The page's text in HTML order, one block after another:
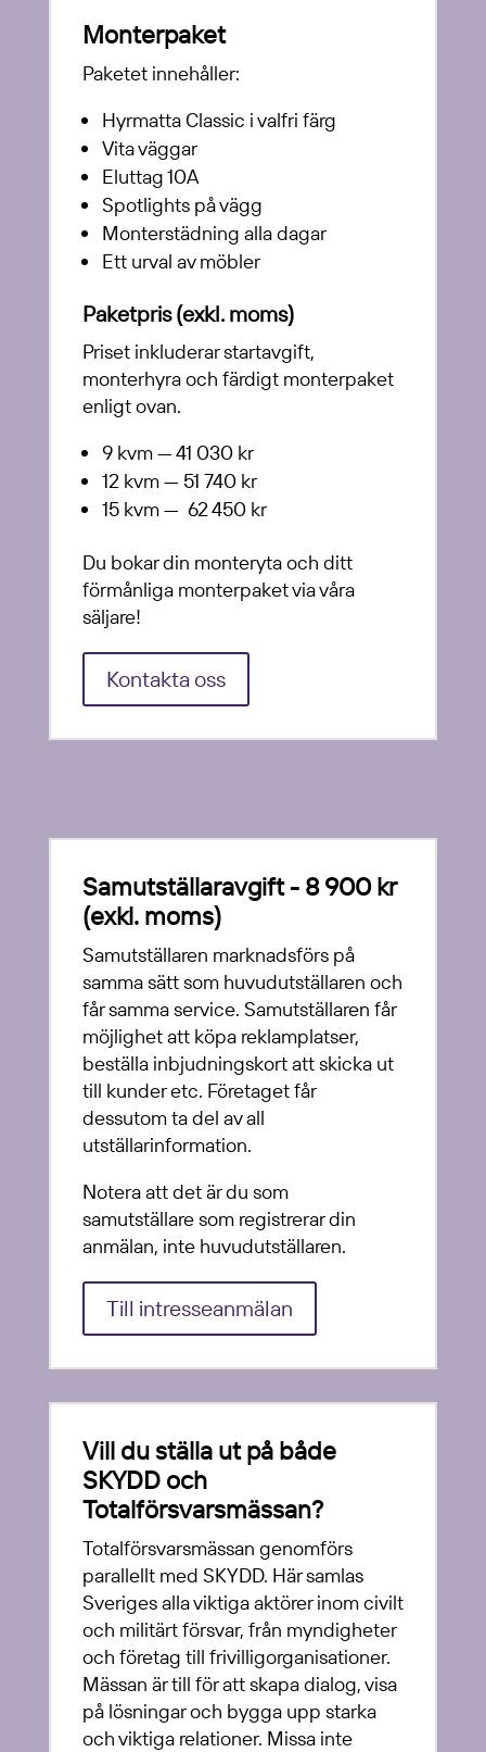
Monterpaket
Paketet innehåller:
Hyrmatta Classic i valfri färg
Vita väggar
Eluttag 10A
Spotlights på vägg
Monterstädning alla dagar
Ett urval av möbler
Paketpris (exkl. moms)
Priset inkluderar startavgift,
monterhyra och färdigt monterpaket
enligt ovan.
9 kvm — 41 030 kr
12 kvm — 51 740 kr
15 kvm — 62 450 kr
Du bokar din monteryta och ditt
förmånliga monterpaket via våra
säljare!
Kontakta oss
Samutställaravgift - 8 900 kr
(exkl. moms)
Samutställaren marknadsförs på
samma sätt som huvudutställaren och
får samma service. Samutställaren får
möjlighet att köpa reklamplatser,
beställa inbjudningskort att skicka ut
till kunder etc. Företaget får
dessutom ta del av all
utställarinformation.
Notera att det är du som
samutställare som registrerar din
anmälan, inte huvudutställaren.
Till intresseanmälan
Vill du ställa ut på både
SKYDD och
Totalförsvarsmässan?
Totalförsvarsmässan genomförs
parallellt med SKYDD. Här samlas
Sveriges alla viktiga aktörer inom civilt
och militärt försvar, från myndigheter
och företag till frivilligorganisationer.
Mässan är till för att skapa dialog, visa
på lösningar och bygga upp starka
och viktiga relationer. Missa inte